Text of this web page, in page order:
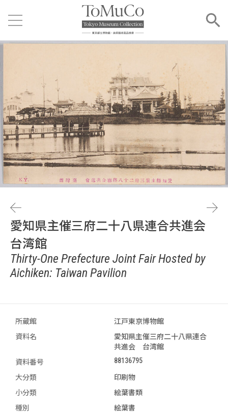
愛知県主催三府二十八県連合共進会
台湾館
Thirty-One Prefecture Joint Fair Hosted by
Aichiken: Taiwan Pavilion
所蔵館
江戸東京博物館
資料名
愛知県主催三府二十八県連合
共進会 台湾館
資料番号
88136795
大分類
印刷物
小分類
絵葉書類
種別
絵葉書